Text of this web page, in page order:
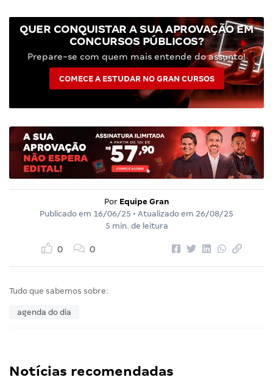
QUER CONQUISTAR A SUA APROVAÇÃO EM
CONCURSOS PÚBLICOS?
Prepare-se com quem mais entende do assunto!
COMECE A ESTUDAR NO GRAN CURSOS
Por Equipe Gran
Publicado em 16/06/25 • Atualizado em 26/08/25
5 min. de leitura
0 0
Tudo que sabemos sobre:
agenda do dia
Notícias recomendadas